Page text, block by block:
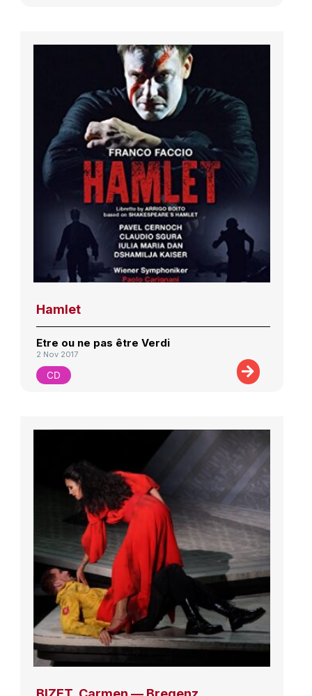
Hamlet
Etre ou ne pas être Verdi
2 Nov 2017
CD